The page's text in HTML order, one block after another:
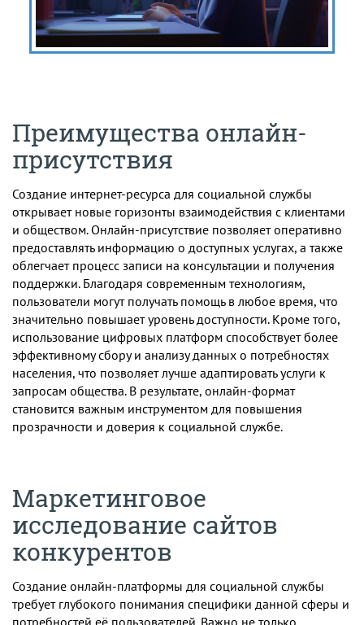
Преимущества онлайн-
присутствия
Создание интернет-ресурса для социальной службы
открывает новые горизонты взаимодействия с клиентами
и обществом. Онлайн-присутствие позволяет оперативно
предоставлять информацию о доступных услугах, а также
облегчает процесс записи на консультации и получения
поддержки. Благодаря современным технологиям,
пользователи могут получать помощь в любое время, что
значительно повышает уровень доступности. Кроме того,
использование цифровых платформ способствует более
эффективному сбору и анализу данных о потребностях
населения, что позволяет лучше адаптировать услуги к
запросам общества. В результате, онлайн-формат
становится важным инструментом для повышения
прозрачности и доверия к социальной службе.
Маркетинговое
исследование сайтов
конкурентов
Создание онлайн-платформы для социальной службы
требует глубокого понимания специфики данной сферы и
потребностей её пользователей. Важно не только